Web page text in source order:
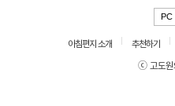
PC
아침편지 소개 추천하기
ⓒ 고도원